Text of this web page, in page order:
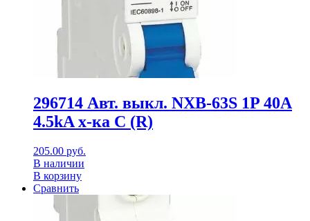
296714 Авт. выкл. NXB-63S 1P 40А
4.5kA х-ка C (R)
205.00 руб.
В наличии
В корзину
Сравнить